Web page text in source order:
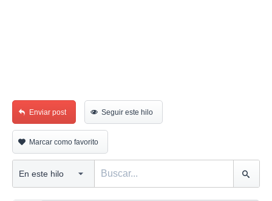
Enviar post Seguir este hilo
Marcar como favorito